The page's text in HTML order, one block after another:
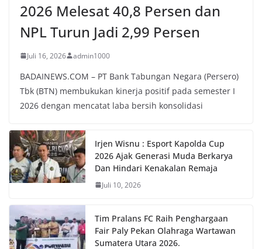
2026 Melesat 40,8 Persen dan
NPL Turun Jadi 2,99 Persen
Juli 16, 2026 admin1000
BADAINEWS.COM – PT Bank Tabungan Negara (Persero)
Tbk (BTN) membukukan kinerja positif pada semester I
2026 dengan mencatat laba bersih konsolidasi
Irjen Wisnu : Esport Kapolda Cup
2026 Ajak Generasi Muda Berkarya
Dan Hindari Kenakalan Remaja
Juli 10, 2026
Tim Pralans FC Raih Penghargaan
Fair Paly Pekan Olahraga Wartawan
Sumatera Utara 2026.